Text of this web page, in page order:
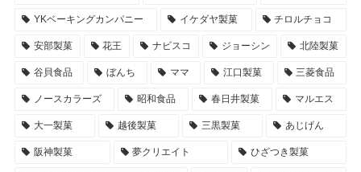
YKベーキングカンパニー イケダヤ製菓 チロルチョコ
安部製菓 花王 ナビスコ ジョーシン 北陸製菓
谷貝食品 ぼんち ママ 江口製菓 三菱食品
ノースカラーズ 昭和食品 春日井製菓 マルエス
大一製菓 越後製菓 三黒製菓 あじげん
阪神製菓 夢クリエイト ひざつき製菓